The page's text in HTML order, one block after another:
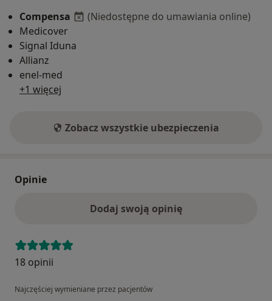
Compensa
(Niedostępne do umawiania online)
Medicover
Signal Iduna
Allianz
enel-med
+1 więcej
Zobacz wszystkie ubezpieczenia
Opinie
Dodaj swoją opinię
18 opinii
Najczęściej wymieniane przez pacjentów